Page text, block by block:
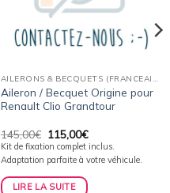
AILERONS & BECQUETS (FRANCEAILERON)
Aileron / Becquet Origine pour
Renault Clio Grandtour
145,00€ Le
prix
initial
était :
145,00€.
115,00€Le
prix
actuel
est :
Kit de fixation complet inclus.
Adaptation parfaite à votre véhicule.
LIRE LA SUITE